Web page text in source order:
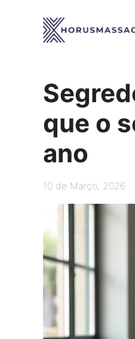
que o
ano
10 de Março, 2026